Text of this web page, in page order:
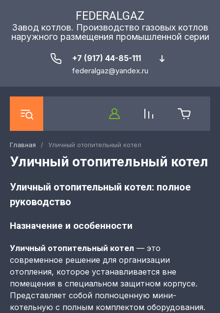
FEDERALGAZ
Завод котлов. Производство газовых котлов
наружного размещения промышленной серии
+7 (917) 44-85-111
federalgaz@yandex.ru
Главная / Уличный отопительный котел
Уличный отопительный котел
Уличный отопительный котел: полное
руководство
Назначение и особенности
Уличный отопительный котел — это
современное решение для организации
отопления, которое устанавливается вне
помещения в специальном защитном корпусе.
Представляет собой полноценную мини-
котельную с полным комплектом оборудования.